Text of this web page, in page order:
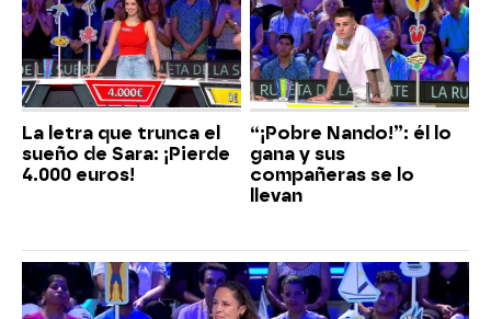
La letra que trunca el
sueño de Sara: ¡Pierde
4.000 euros!
“¡Pobre Nando!”: él lo
gana y sus
compañeras se lo
llevan